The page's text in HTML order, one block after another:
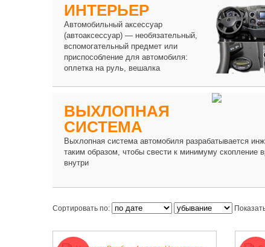
ИНТЕРЬЕР
Автомобильный аксессуар
(автоаксессуар) — необязательный,
вспомогательный предмет или
приспособление для автомобиля:
оплетка на руль, вешалка
ВЫХЛОПНАЯ
СИСТЕМА
Выхлопная система автомобиля разрабатывается
таким образом, чтобы свести к минимуму скопление
внутри
Сортировать по: